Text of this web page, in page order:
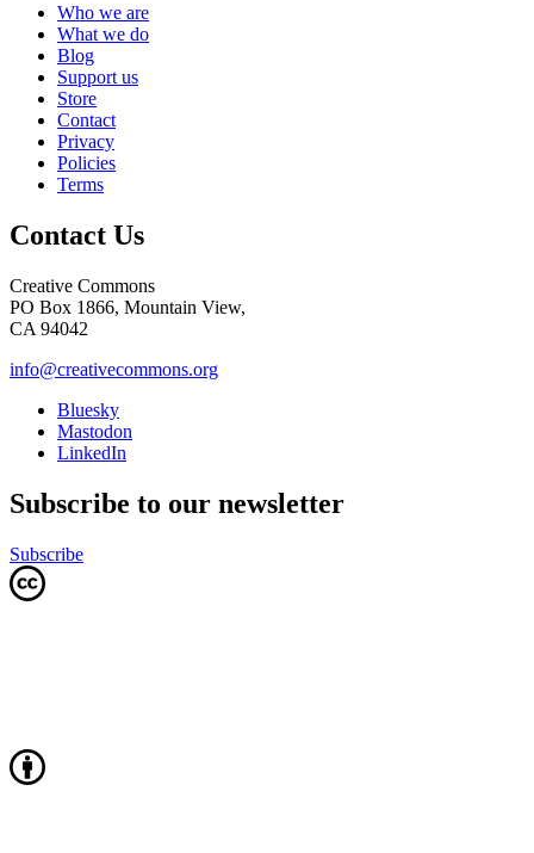
Who we are
What we do
Blog
Support us
Store
Contact
Privacy
Policies
Terms
Contact Us
Creative Commons
PO Box 1866, Mountain View,
CA 94042
info@creativecommons.org
Bluesky
Mastodon
LinkedIn
Subscribe to our newsletter
Subscribe